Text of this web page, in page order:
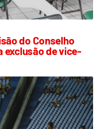
do Conselho
exclusão de vice-